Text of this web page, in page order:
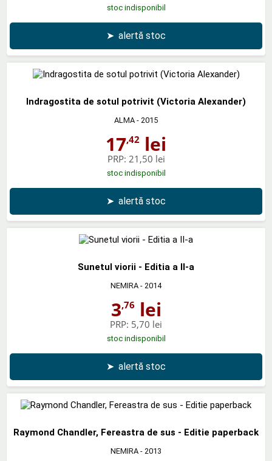
stoc indisponibil
➤ alertă stoc
Indragostita de sotul potrivit (Victoria Alexander)
ALMA - 2015
17,42 lei
PRP: 21,50 lei
stoc indisponibil
➤ alertă stoc
Sunetul viorii - Editia a II-a
NEMIRA - 2014
3,76 lei
PRP: 5,70 lei
stoc indisponibil
➤ alertă stoc
Raymond Chandler, Fereastra de sus - Editie paperback
NEMIRA - 2013